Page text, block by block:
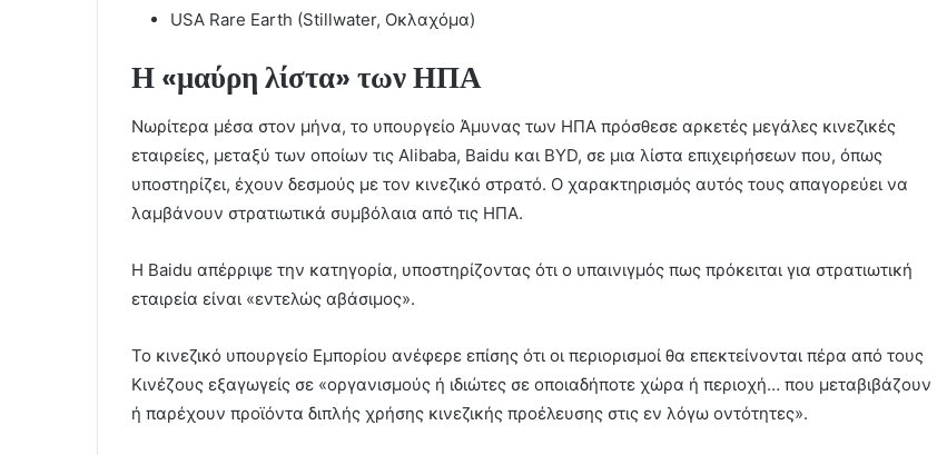
USA Rare Earth (Stillwater, Οκλαχόμα)
Η «μαύρη λίστα» των ΗΠΑ
Νωρίτερα μέσα στον μήνα, το υπουργείο Άμυνας των ΗΠΑ πρόσθεσε αρκετές μεγάλες κινεζικές
εταιρείες, μεταξύ των οποίων τις Alibaba, Baidu και BYD, σε μια λίστα επιχειρήσεων που, όπως
υποστηρίζει, έχουν δεσμούς με τον κινεζικό στρατό. Ο χαρακτηρισμός αυτός τους απαγορεύει να
λαμβάνουν στρατιωτικά συμβόλαια από τις ΗΠΑ.
Η Baidu απέρριψε την κατηγορία, υποστηρίζοντας ότι ο υπαινιγμός πως πρόκειται για στρατιωτική
εταιρεία είναι «εντελώς αβάσιμος».
Το κινεζικό υπουργείο Εμπορίου ανέφερε επίσης ότι οι περιορισμοί θα επεκτείνονται πέρα από τους
Κινέζους εξαγωγείς σε «οργανισμούς ή ιδιώτες σε οποιαδήποτε χώρα ή περιοχή… που μεταβιβάζουν
ή παρέχουν προϊόντα διπλής χρήσης κινεζικής προέλευσης στις εν λόγω οντότητες».